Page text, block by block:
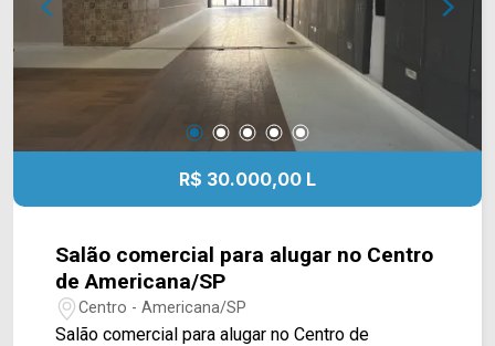
4546 ARBIX IMÓVEIS - Presente em cada
mudança!
R$ 30.000,00 L
Salão comercial para alugar no Centro
de Americana/SP
Centro - Americana/SP
Salão comercial para alugar no Centro de